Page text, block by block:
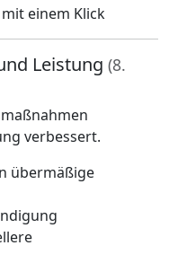
einem Klick
Leistung (8.
verbessert.
übermäßige